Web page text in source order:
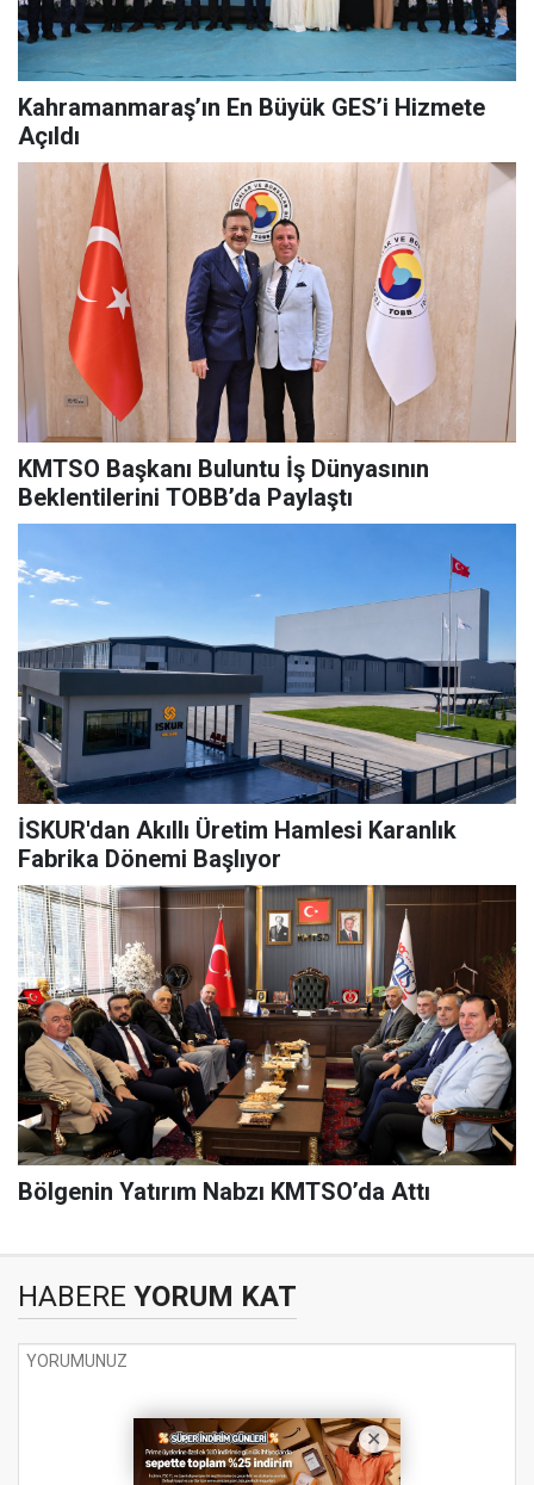
Kahramanmaraş’ın En Büyük GES’i Hizmete
Açıldı
KMTSO Başkanı Buluntu İş Dünyasının
Beklentilerini TOBB’da Paylaştı
İSKUR'dan Akıllı Üretim Hamlesi Karanlık
Fabrika Dönemi Başlıyor
Bölgenin Yatırım Nabzı KMTSO’da Attı
HABERE YORUM KAT